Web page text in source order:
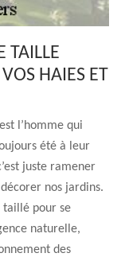
TAILLE
HAIES ET
l’homme qui
été à leur
juste ramener
nos jardins.
taillé pour se
naturelle,
des